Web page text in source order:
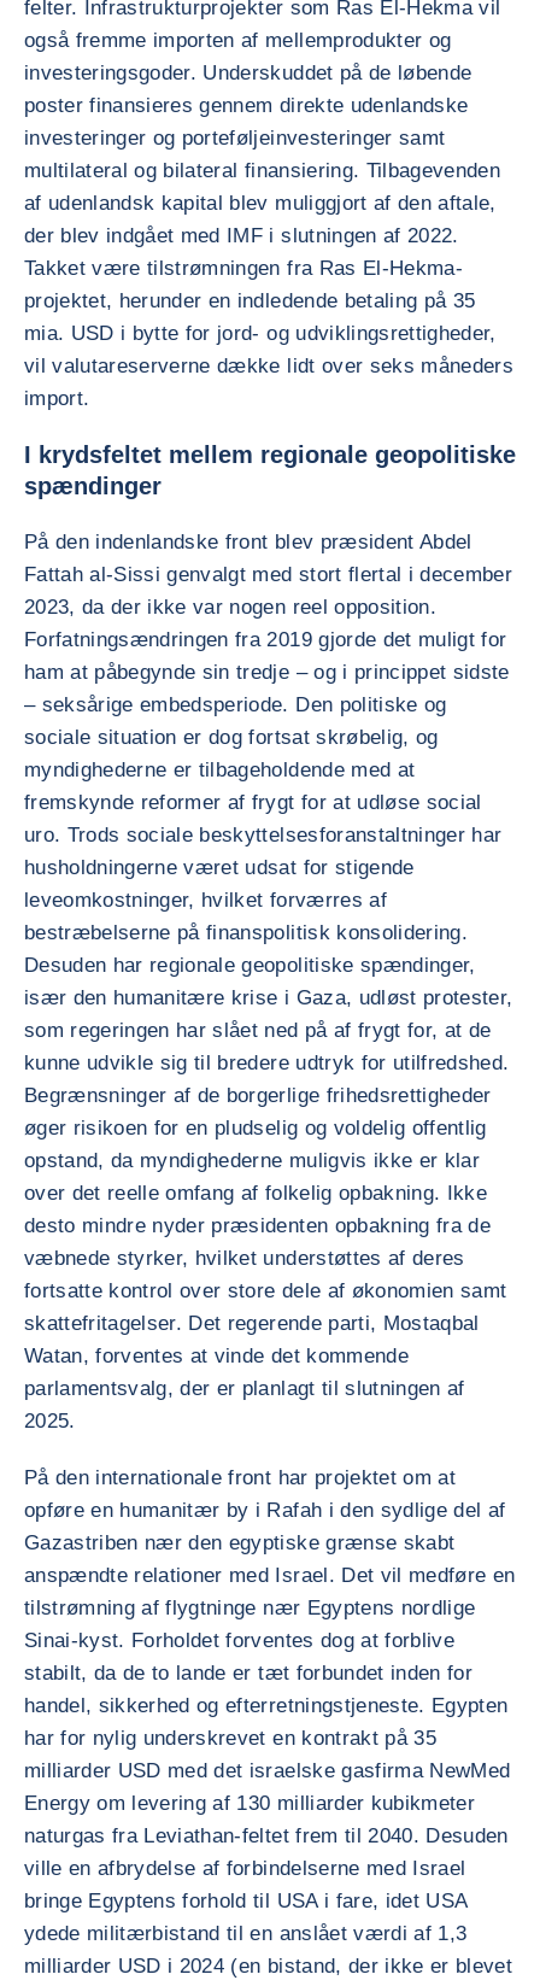
felter. Infrastrukturprojekter som Ras El-Hekma vil
også fremme importen af mellemprodukter og
investeringsgoder. Underskuddet på de løbende
poster finansieres gennem direkte udenlandske
investeringer og porteføljeinvesteringer samt
multilateral og bilateral finansiering. Tilbagevenden
af udenlandsk kapital blev muliggjort af den aftale,
der blev indgået med IMF i slutningen af 2022.
Takket være tilstrømningen fra Ras El-Hekma-
projektet, herunder en indledende betaling på 35
mia. USD i bytte for jord- og udviklingsrettigheder,
vil valutareserverne dække lidt over seks måneders
import.
I krydsfeltet mellem regionale geopolitiske
spændinger
På den indenlandske front blev præsident Abdel
Fattah al-Sissi genvalgt med stort flertal i december
2023, da der ikke var nogen reel opposition.
Forfatningsændringen fra 2019 gjorde det muligt for
ham at påbegynde sin tredje – og i princippet sidste
– seksårige embedsperiode. Den politiske og
sociale situation er dog fortsat skrøbelig, og
myndighederne er tilbageholdende med at
fremskynde reformer af frygt for at udløse social
uro. Trods sociale beskyttelsesforanstaltninger har
husholdningerne været udsat for stigende
leveomkostninger, hvilket forværres af
bestræbelserne på finanspolitisk konsolidering.
Desuden har regionale geopolitiske spændinger,
især den humanitære krise i Gaza, udløst protester,
som regeringen har slået ned på af frygt for, at de
kunne udvikle sig til bredere udtryk for utilfredshed.
Begrænsninger af de borgerlige frihedsrettigheder
øger risikoen for en pludselig og voldelig offentlig
opstand, da myndighederne muligvis ikke er klar
over det reelle omfang af folkelig opbakning. Ikke
desto mindre nyder præsidenten opbakning fra de
væbnede styrker, hvilket understøttes af deres
fortsatte kontrol over store dele af økonomien samt
skattefritagelser. Det regerende parti, Mostaqbal
Watan, forventes at vinde det kommende
parlamentsvalg, der er planlagt til slutningen af
2025.
På den internationale front har projektet om at
opføre en humanitær by i Rafah i den sydlige del af
Gazastriben nær den egyptiske grænse skabt
anspændte relationer med Israel. Det vil medføre en
tilstrømning af flygtninge nær Egyptens nordlige
Sinai-kyst. Forholdet forventes dog at forblive
stabilt, da de to lande er tæt forbundet inden for
handel, sikkerhed og efterretningstjeneste. Egypten
har for nylig underskrevet en kontrakt på 35
milliarder USD med det israelske gasfirma NewMed
Energy om levering af 130 milliarder kubikmeter
naturgas fra Leviathan-feltet frem til 2040. Desuden
ville en afbrydelse af forbindelserne med Israel
bringe Egyptens forhold til USA i fare, idet USA
ydede militærbistand til en anslået værdi af 1,3
milliarder USD i 2024 (en bistand, der ikke er blevet